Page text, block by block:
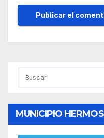
MUNICIPIO